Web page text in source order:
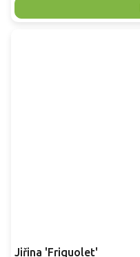
Jiřina 'Friquolet'